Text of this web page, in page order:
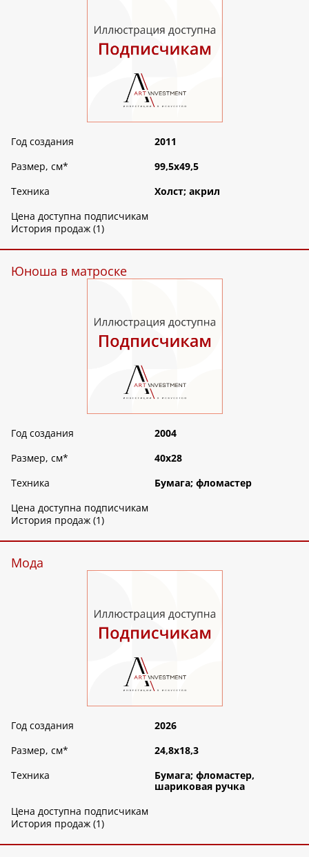
Год создания
2011
Размер, см*
99,5х49,5
Техника
Холст; акрил
Цена доступна подписчикам
История продаж (1)
Юноша в матроске
Год создания
2004
Размер, см*
40х28
Техника
Бумага; фломастер
Цена доступна подписчикам
История продаж (1)
Мода
Год создания
2026
Размер, см*
24,8х18,3
Техника
Бумага; фломастер,
шариковая ручка
Цена доступна подписчикам
История продаж (1)